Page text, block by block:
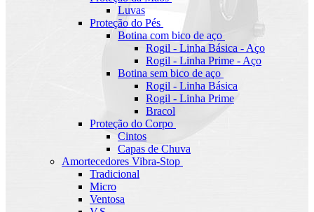
Luvas
Proteção do Pés
Botina com bico de aço
Rogil - Linha Básica - Aço
Rogil - Linha Prime - Aço
Botina sem bico de aço
Rogil - Linha Básica
Rogil - Linha Prime
Bracol
Proteção do Corpo
Cintos
Capas de Chuva
Amortecedores Vibra-Stop
Tradicional
Micro
Ventosa